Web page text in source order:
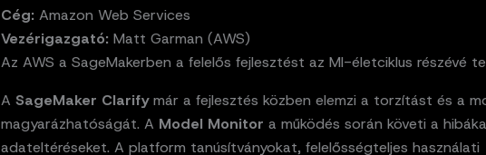
Cég: Amazon Web Services
Vezérigazgató: Matt Garman (AWS)
Az AWS a SageMakerben a felelős fejlesztést az MI-életciklus részévé
A SageMaker Clarifymár a fejlesztés közben elemzi a torzítást és a
magyarázhatóságát. A Model Monitor a működés során követi a
adateltéréseket. A platform tanúsítványokat, felelősségteljes használati